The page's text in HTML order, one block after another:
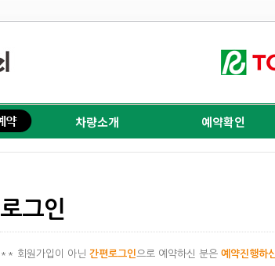
차량소개 예약확인
로그인
** 회원가입이 아닌 간편로그인으로 예약하신 분은 예약진행하